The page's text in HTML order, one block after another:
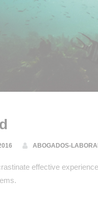
ABOGADOS-
effective